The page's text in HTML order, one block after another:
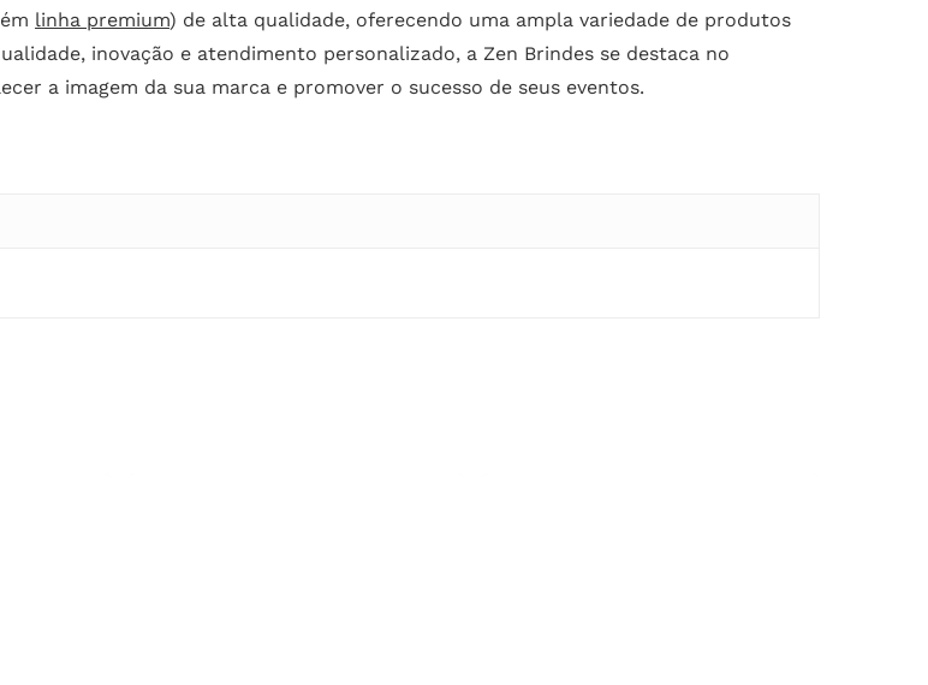
linha premium) de alta qualidade, oferecendo uma ampla variedade de produtos
inovação e atendimento personalizado, a Zen Brindes se destaca no
a imagem da sua marca e promover o sucesso de seus eventos.